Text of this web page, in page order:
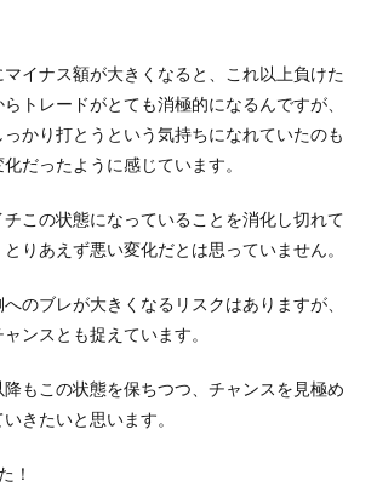
イナス額が大きくなると、これ以上負けた
トレードがとても消極的になるんですが、
かり打とうという気持ちになれていたのも
だったように感じています。
この状態になっていることを消化し切れて
りあえず悪い変化だとは思っていません。
のブレが大きくなるリスクはありますが、
ンスとも捉えています。
もこの状態を保ちつつ、チャンスを見極め
きたいと思います。
！